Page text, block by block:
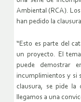
Ambiental (RCA).
han pedido la
“Esto es parte del
un proyecto. El
puede demostrar
incumplimientos y si
clausura, se pide la
llegamos a una